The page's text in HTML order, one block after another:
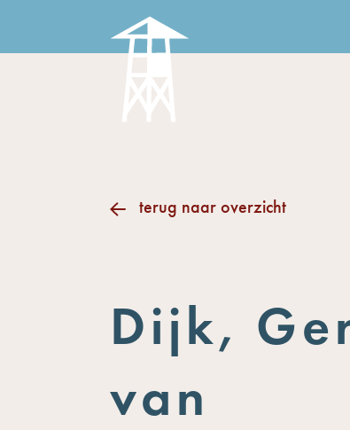
terug naar overzicht
Dijk,
van